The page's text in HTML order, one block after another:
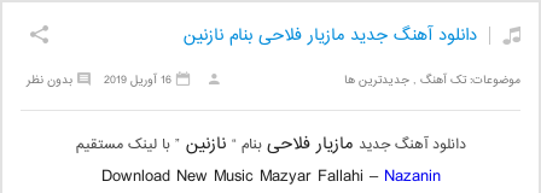
دانلود آهنگ جدید مازیار فلاحی بنام نازنین
موضوعات:تک آهنگ ,جدیدترین ها بدون نظر 16 آوریل 2019
دانلود آهنگ جدید مازیار فلاحیبنام “ نازنین” با لینک مستقیم
Download New Music Mazyar Fallahi – Nazanin